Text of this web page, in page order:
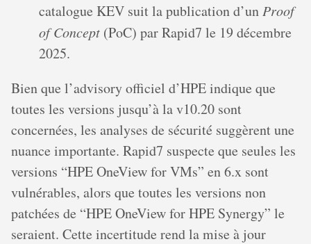
catalogue KEV suit la publication d’un Proof
of Concept (PoC) par Rapid7 le 19 décembre
2025.
Bien que l’advisory officiel d’HPE indique que
toutes les versions jusqu’à la v10.20 sont
concernées, les analyses de sécurité suggèrent une
nuance importante. Rapid7 suspecte que seules les
versions “HPE OneView for VMs” en 6.x sont
vulnérables, alors que toutes les versions non
patchées de “HPE OneView for HPE Synergy” le
seraient. Cette incertitude rend la mise à jour